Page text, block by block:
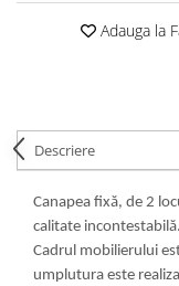
Ghivece si jardiniere
Corpuri de iluminat
Home Office
Designers' Choice
Adauga la
Descriere
Canapea fixă, de 2
calitate incontestabilă.
Cadrul mobilierului
umplutura este